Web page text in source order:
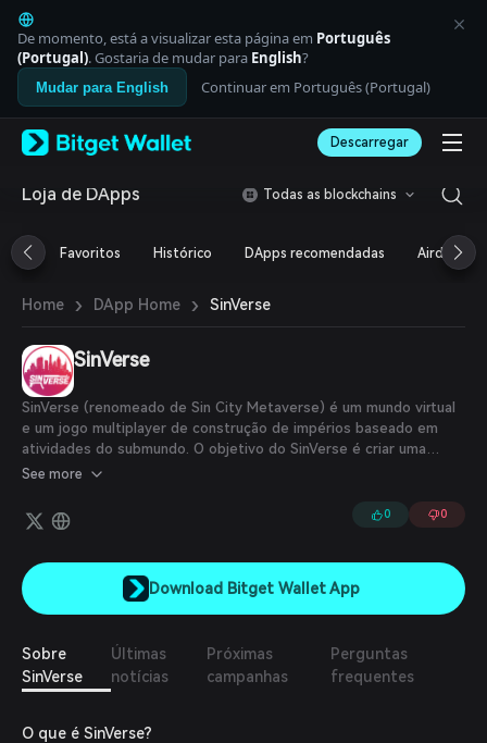
English
日本語
Tiếng Việt
Русский
Español (Latinoamérica)
Italiano
Deutsch
繁體中文
Português (Portugal)
ภาษาไทย
العربية
हिन्दी
বাংলা
Español
Português (Brasil)
Español (Argentina)
De momento, está a visualizar esta página em Português
(Portugal). Gostaria de mudar para English?
Mudar para English Continuar em Português (Portugal)
Descarregar
Loja de DApps Todas as blockchains
Favoritos Histórico DApps recomendadas Airdrop
Home › DApp Home › SinVerse
SinVerse
SinVerse (renomeado de Sin City Metaverse) é um mundo virtual
e um jogo multiplayer de construção de impérios baseado em
atividades do submundo. O objetivo do SinVerse é criar uma
economia sustentável gerida pelos jogadores em um gênero de
See more
0 0
Download Bitget Wallet App
Sobre
SinVerse
Últimas
notícias
Próximas
campanhas
Perguntas
frequentes
O que é SinVerse?